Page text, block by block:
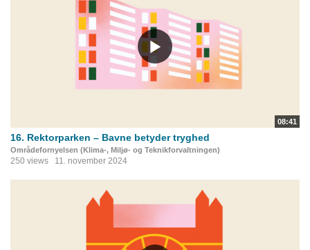
08:41
16. Rektorparken – Bavne betyder tryghed
Områdefornyelsen (Klima-, Miljø- og Teknikforvaltningen)
250 views 11. november 2024